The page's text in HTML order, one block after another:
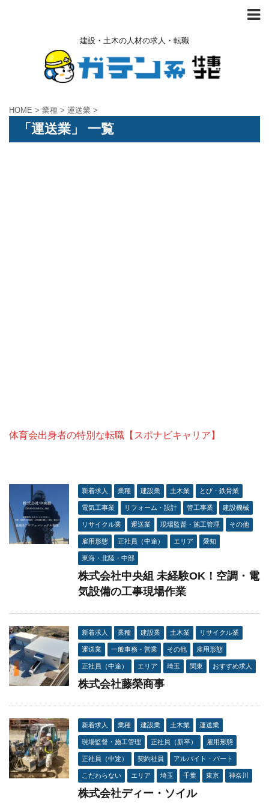
建設・土木の人材の求人・転職
HOME > 業種 > 運送業 >
「運送業」 一覧
体育会出身者の特別な転職【スポナビキャリア】
新着求人 業種 建設業 土木業 とび・鉄骨業
電気工事業 リフォーム・設計 管工事業 建設機械
リサイクル業 運送業 現場監督・施工管理 その他
雇用形態 正社員（中途） エリア 愛知
東海・北陸・中部
株式会社中央組 未経験OK！空調・電
気設備の工事現場作業
新着求人 業種 建設業 土木業 リサイクル業
運送業 一般事務・営業 その他 雇用形態
正社員（中途） エリア 埼玉 関東 おすすめ求人
株式会社藤榮商事
新着求人 業種 建設業 土木業 運送業
現場監督・施工管理 正社員（新卒） 雇用形態
正社員（中途） 契約社員 アルバイト・パート
こだわらない エリア 埼玉 千葉 東京 神奈川
株式会社ディー・ソイル